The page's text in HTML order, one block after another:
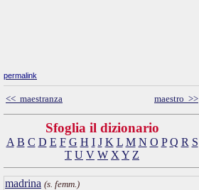
permalink
<< maestranza maestro >>
Sfoglia il dizionario
A B C D E F G H I J K L M N O P Q R S
T U V W X Y Z
madrina (s. femm.)